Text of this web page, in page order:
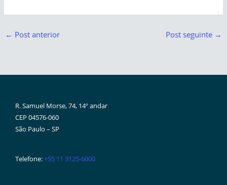
← Post anterior Post seguinte →
R. Samuel Morse, 74, 14º andar
CEP 04576-060
São Paulo – SP
Telefone:+55 11 3125-6000